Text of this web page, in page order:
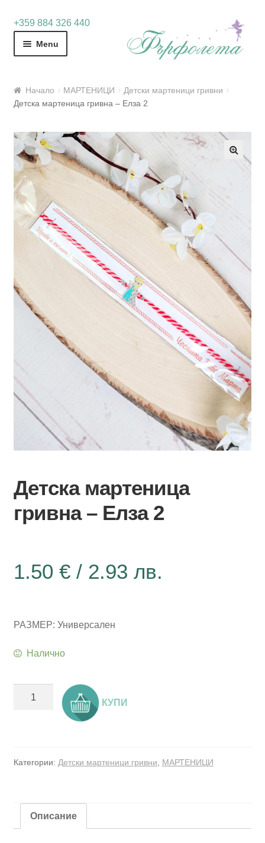
+359 884 326 440
Skip
Skip
Menu
Начало МАРТЕНИЦИ
Детски мартеници гривни
Детска мартеница гривна – Елза 2
Детска мартеница
гривна – Елза 2
1.50 €/ 2.93 лв.
РАЗМЕР: Универсален
Налично
-
КУПИ
Категории: Детски мартеници гривни МАРТЕНИЦИ
Описание